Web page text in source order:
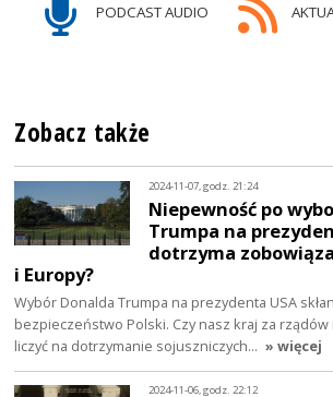
PODCAST AUDIO
Zobacz także
2024-11-07, godz. 21:24
Niepewność po
Trumpa na
dotrzyma
i Europy?
Wybór Donalda Trumpa na prezydenta USA
bezpieczeństwo Polski. Czy nasz kraj za
liczyć na dotrzymanie sojuszniczych… » więcej
2024-11-06, godz. 22:12